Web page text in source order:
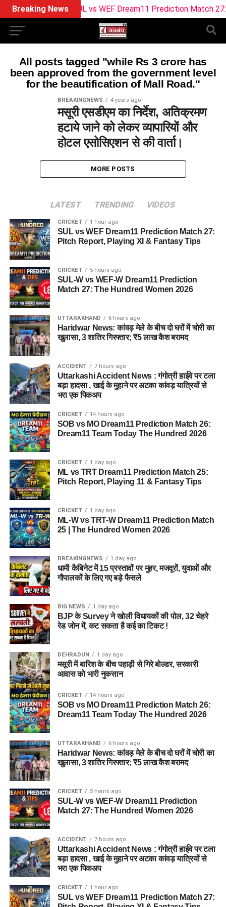
Breaking NewsSUL vs WEF Dream11 Prediction Match 27:
All posts tagged "while Rs 3 crore has
been approved from the government level
for the beautification of Mall Road."
BREAKINGNEWS 4 years ago
मसूरी एसडीएम का निर्देश, अतिक्रमण
हटाये जाने को लेकर व्यापारियों और
होटल एसोसिएशन से की वार्ता।
MORE POSTS
LATEST TRENDING VIDEOS
CRICKET 1 hour ago
SUL vs WEF Dream11 Prediction Match 27:
Pitch Report, Playing XI & Fantasy Tips
CRICKET 5 hours ago
SUL-W vs WEF-W Dream11 Prediction
Match 27: The Hundred Women 2026
UTTARAKHAND 6 hours ago
Haridwar News: कांवड़ मेले के बीच दो घरों में चोरी का
खुलासा, 3 शातिर गिरफ्तार; ₹5 लाख कैश बरामद
ACCIDENT 7 hours ago
Uttarkashi Accident News : गंगोत्री हाईवे पर टला
बड़ा हादसा , खाई के मुहाने पर अटका कांवड़ यात्रियों से
भरा एक पिकअप
CRICKET 14 hours ago
SOB vs MO Dream11 Prediction Match 26:
Dream11 Team Today The Hundred 2026
CRICKET 1 day ago
ML vs TRT Dream11 Prediction Match 25:
Pitch Report, Playing 11 & Fantasy Tips
CRICKET 1 day ago
ML-W vs TRT-W Dream11 Prediction Match
25 | The Hundred Women 2026
BREAKINGNEWS 1 day ago
धामी कैबिनेट में 15 प्रस्तावों पर मुहर, मजदूरों, युवाओं और
गौपालकों के लिए गए बड़े फैसले
BIG NEWS 1 day ago
BJP के Survey ने खोली विधायकों की पोल, 32 चेहरे
रेड जोन में, कट सकता है कई का टिकट !
DEHRADUN 1 day ago
मसूरी में बारिश के बीच पहाड़ी से गिरे बोल्डर, सरकारी
आवास को भारी नुकसान
CRICKET 14 hours ago
SOB vs MO Dream11 Prediction Match 26:
Dream11 Team Today The Hundred 2026
UTTARAKHAND 6 hours ago
Haridwar News: कांवड़ मेले के बीच दो घरों में चोरी का
खुलासा, 3 शातिर गिरफ्तार; ₹5 लाख कैश बरामद
CRICKET 5 hours ago
SUL-W vs WEF-W Dream11 Prediction
Match 27: The Hundred Women 2026
ACCIDENT 7 hours ago
Uttarkashi Accident News : गंगोत्री हाईवे पर टला
बड़ा हादसा , खाई के मुहाने पर अटका कांवड़ यात्रियों से
भरा एक पिकअप
CRICKET 1 hour ago
SUL vs WEF Dream11 Prediction Match 27: